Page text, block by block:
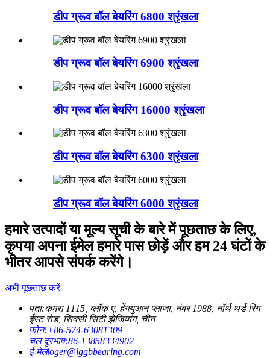
डीप ग्रूव बॉल बेयरिंग 6800 श्रृंखला
डीप ग्रूव बॉल बेयरिंग 6900 श्रृंखला
डीप ग्रूव बॉल बेयरिंग 16000 श्रृंखला
डीप ग्रूव बॉल बेयरिंग 6300 श्रृंखला
डीप ग्रूव बॉल बेयरिंग 6000 श्रृंखला
हमारे उत्पादों या मूल्य सूची के बारे में पूछताछ के लिए,
कृपया अपना ईमेल हमारे पास छोड़ें और हम 24 घंटों के
भीतर आपसे संपर्क करेंगे।
अभी पूछताछ करें
पता:कमरा 1115, ब्लॉक ए, हेंगयुआन प्लाजा, नंबर 1988, नॉर्थ थर्ड रिंग
ईस्ट रोड, सिक्सी सिटी झेजियांग, चीन
फ़ोन:+86-574-63081309
चल दूरभाष:86-13858334902
ई-मेलloger@lggbbearing.com